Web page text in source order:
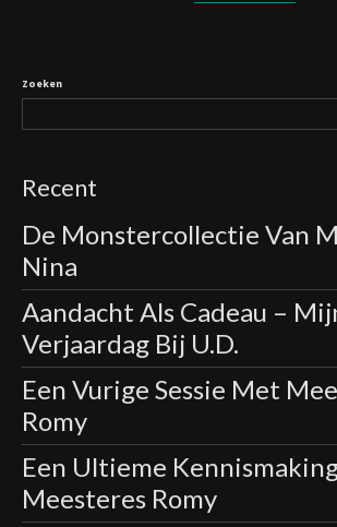
Zoeken
Recent
De Monstercollectie Van
Nina
Aandacht Als Cadeau –
Verjaardag Bij U.D.
Een Vurige Sessie Met
Romy
Een Ultieme
Meesteres Romy